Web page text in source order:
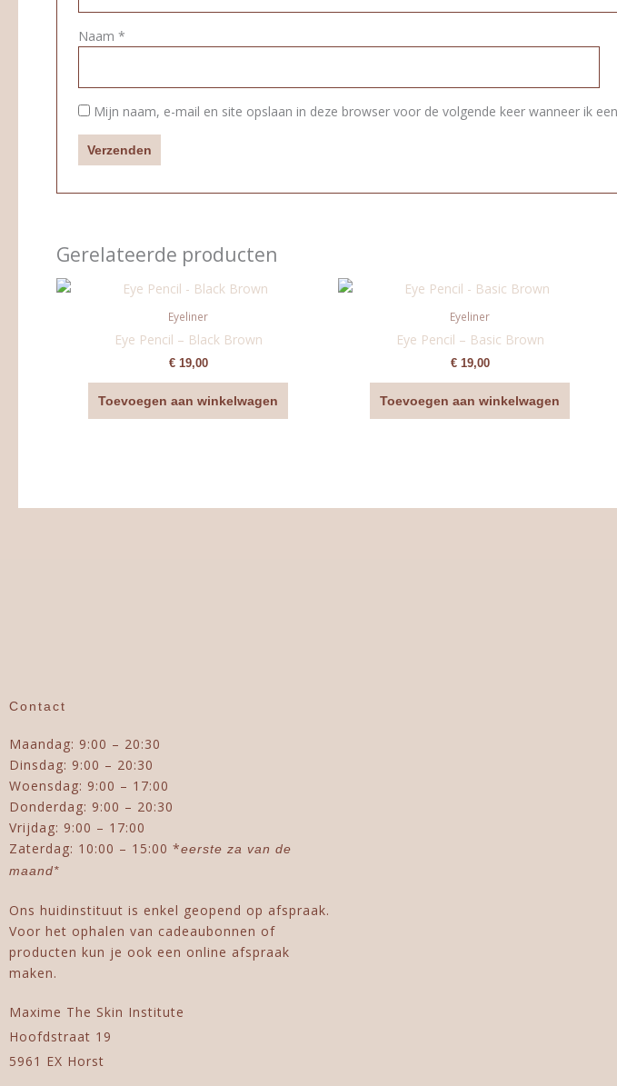
Naam*
Mijn naam, e-mail en site opslaan in deze browser voor de volgende keer wanneer ik
Gerelateerde producten
Eyeliner
Eye Pencil – Black Brown
€19,00
Toevoegen aan winkelwagen
Eyeliner
Eye Pencil – Basic Brown
€19,00
Toevoegen aan winkelwagen
Contact
Maandag: 9:00 – 20:30
Dinsdag: 9:00 – 20:30
Woensdag: 9:00 – 17:00
Donderdag: 9:00 – 20:30
Vrijdag: 9:00 – 17:00
Zaterdag: 10:00 – 15:00 *eerste za van de
maand*
Ons huidinstituut is enkel geopend op afspraak.
Voor het ophalen van cadeaubonnen of
producten kun je ook een online afspraak
maken.
Maxime The Skin Institute
Hoofdstraat 19
5961 EX Horst